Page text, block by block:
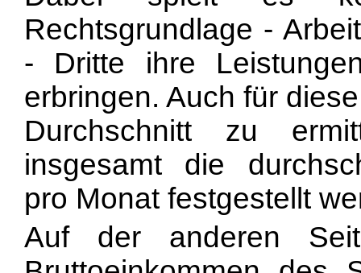
Rechtsgrundlage -
- Dritte ihre
erbringen. Auch für
Durchschnitt zu
insgesamt die
pro Monat festgestellt
Auf der anderen